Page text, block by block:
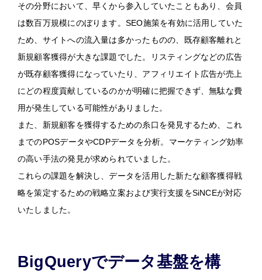
その分野において、早くから参入していたこともあり、会員
は数百万規模にのぼります。SEO施策を有効に活用していた
ため、サイトへの流入量は多かったものの、既存顧客離れと
新規顧客獲得が大きな課題でした。リスティングなどの広告
が既存顧客獲得になっていたり、アフィリエイト広告が売上
にどの程度貢献しているのかが明確に把握できず、無駄な費
用が発生している可能性がありました。
また、新規顧客を獲得するための糸口を発見するため、これ
までのPOSデータやCDPデータを分析。マーケティング効率
の高い手法の発見が求められていました。
これらの課題を解決し、データを活用した新たな顧客獲得戦
略を策定するための戦略立案および実行支援をSiNCEが対応
いたしました。
BigQueryでデータ基盤を構